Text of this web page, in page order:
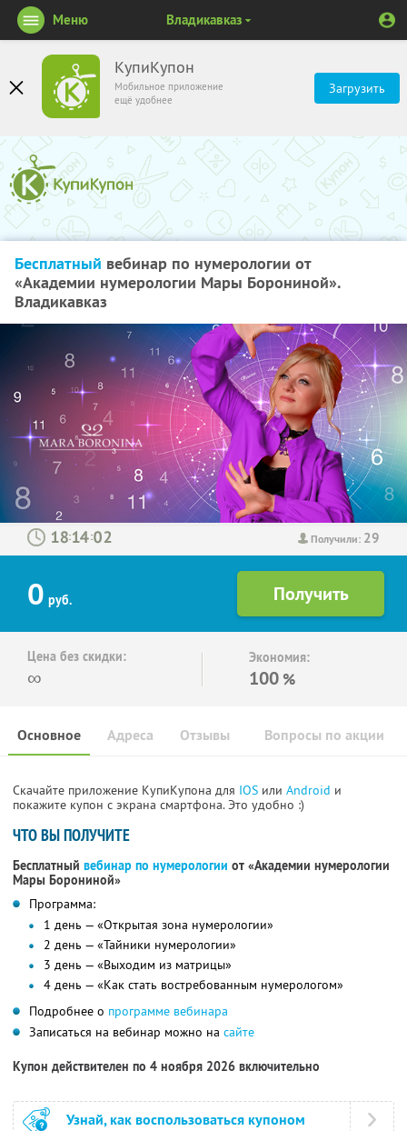
КупиКупон
Мобильное приложение
ещё удобнее
Загрузить
Меню Владикавказ
Бесплатный вебинар по нумерологии от
«Академии нумерологии Мары Борониной».
Владикавказ
Получили: 29
: :
0 руб.
Цена без скидки:
∞
Экономия:
100 %
Основное Отзывы Вопросы по акции
Адреса
Скачайте приложение КупиКупона для IOS или Android и
покажите купон с экрана смартфона. Это удобно :)
ЧТО ВЫ ПОЛУЧИТЕ
Бесплатный вебинар по нумерологии от «Академии нумерологии
Мары Борониной»
Программа:
1 день — «Открытая зона нумерологии»
2 день — «Тайники нумерологии»
3 день — «Выходим из матрицы»
4 день — «Как стать востребованным нумерологом»
Подробнее о программе вебинара
Записаться на вебинар можно на сайте
Купон действителен по 4 ноября 2026 включительно
Узнай, как воспользоваться купоном